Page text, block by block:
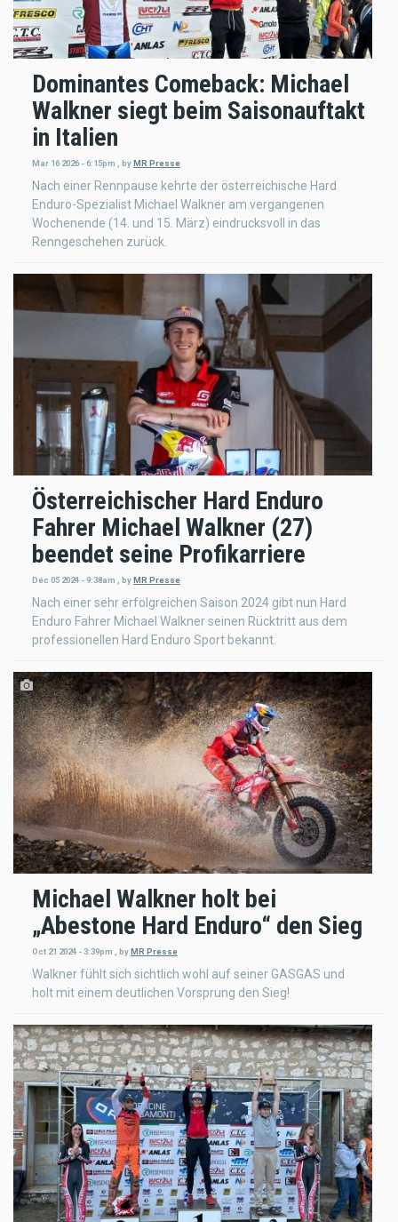
Dominantes Comeback: Michael
Walkner siegt beim Saisonauftakt
in Italien
Mar 16 2026 - 6:15pm byMR Presse
Nach einer Rennpause kehrte der österreichische Hard
Enduro-Spezialist Michael Walkner am vergangenen
Wochenende (14. und 15. März) eindrucksvoll in das
Renngeschehen zurück.
Österreichischer Hard Enduro
Fahrer Michael Walkner (27)
beendet seine Profikarriere
Dec 05 2024 - 9:38am , byMR Presse
Nach einer sehr erfolgreichen Saison 2024 gibt nun Hard
Enduro Fahrer Michael Walkner seinen Rücktritt aus dem
professionellen Hard Enduro Sport bekannt.
Michael Walkner holt bei
„Abestone Hard Enduro“ den Sieg
Oct 21 2024 - 3:39pm , byMR Presse
Walkner fühlt sich sichtlich wohl auf seiner GASGAS und
holt mit einem deutlichen Vorsprung den Sieg!